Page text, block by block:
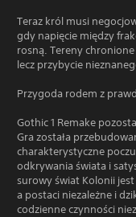
Teraz król musi
gdy napięcie między
rosną. Tereny
lecz przybycie
Przygoda rodem z
Gothic 1 Remake
Gra została
charakterystyczne
odkrywania świata i
surowy świat Kolonii
a postaci niezależne i
codzienne czynności